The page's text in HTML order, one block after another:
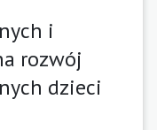
i
rozwój
dzieci